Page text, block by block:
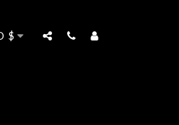
$